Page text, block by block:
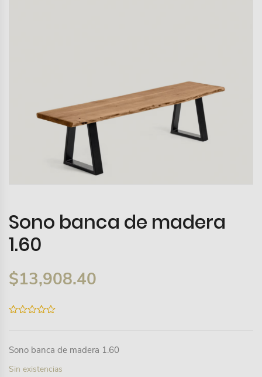
Sono banca de madera
1.60
$13,908.40
5
Sono banca de madera 1.60
Sin existencias